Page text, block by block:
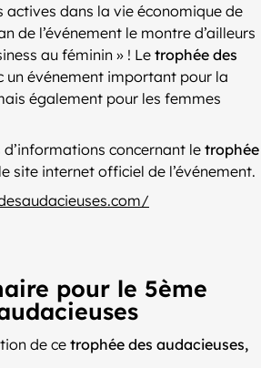
actives dans la vie économique de
de l’événement le montre d’ailleurs
au féminin » ! Letrophée des
un événement important pour la
également pour les femmes
concernant le trophée
site internet officiel de l’événement.
pour le 5ème
de ce trophée des audacieuses,